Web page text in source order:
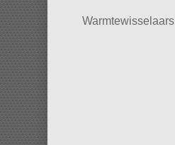
Warmtewisselaars